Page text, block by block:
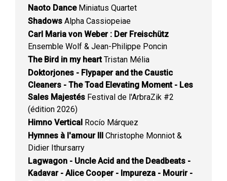
Naoto DanceMiniatus Quartet
Shadows Alpha Cassiopeiae
Carl Maria von Weber : Der Freischütz
Ensemble Wolf & Jean-Philippe Poncin
The Bird in my heartTristan Mélia
Doktorjones - Flypaper and the Caustic
Cleaners - The Toad Elevating Moment - Les
Sales Majestés Festival de l'ArbraZik #2
(édition 2026)
Himno Vertical Rocío Márquez
Hymnes à l'amour III Christophe Monniot &
Didier Ithursarry
Lagwagon - Uncle Acid and the Deadbeats -
Kadavar - Alice Cooper - Impureza - Mourir -